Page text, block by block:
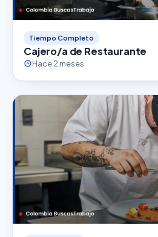
Tiempo Completo
Cajero/a de Restaurante
Hace 2 meses